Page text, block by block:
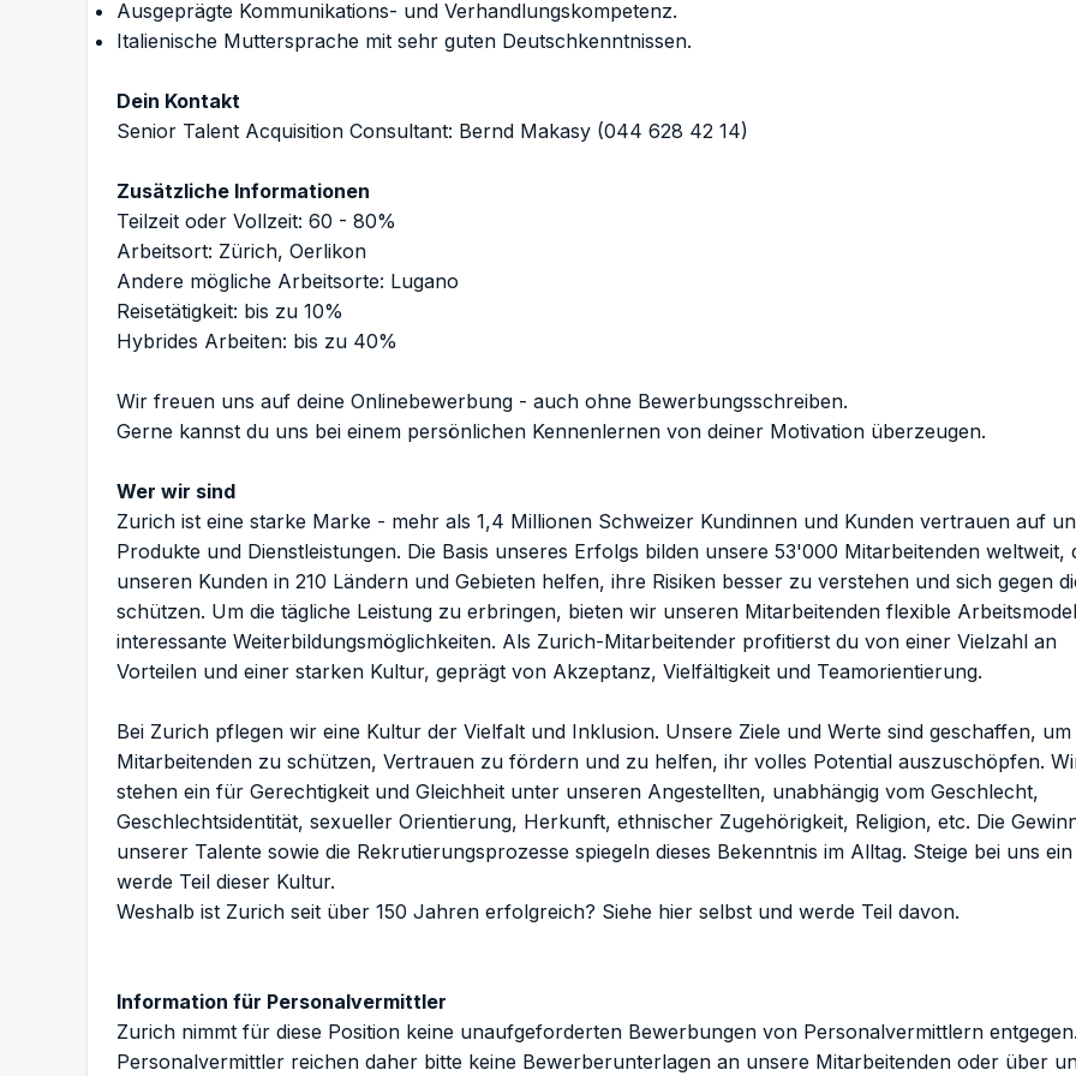
Ausgeprägte Kommunikations- und Verhandlungskompetenz.
Italienische Muttersprache mit sehr guten Deutschkenntnissen.
Dein Kontakt
Senior Talent Acquisition Consultant: Bernd Makasy (044 628 42 14)
Zusätzliche Informationen
Teilzeit oder Vollzeit: 60 - 80%
Arbeitsort: Zürich, Oerlikon
Andere mögliche Arbeitsorte: Lugano
Reisetätigkeit: bis zu 10%
Hybrides Arbeiten: bis zu 40%
Wir freuen uns auf deine Onlinebewerbung - auch ohne Bewerbungsschreiben.
Gerne kannst du uns bei einem persönlichen Kennenlernen von deiner Motivation überzeugen.
Wer wir sind
Zurich ist eine starke Marke - mehr als 1,4 Millionen Schweizer Kundinnen und Kunden vertrauen auf
Produkte und Dienstleistungen. Die Basis unseres Erfolgs bilden unsere 53'000 Mitarbeitenden weltweit,
unseren Kunden in 210 Ländern und Gebieten helfen, ihre Risiken besser zu verstehen und sich gegen
schützen. Um die tägliche Leistung zu erbringen, bieten wir unseren Mitarbeitenden flexible
interessante Weiterbildungsmöglichkeiten. Als Zurich-Mitarbeitender profitierst du von einer Vielzahl an
Vorteilen und einer starken Kultur, geprägt von Akzeptanz, Vielfältigkeit und Teamorientierung.
Bei Zurich pflegen wir eine Kultur der Vielfalt und Inklusion. Unsere Ziele und Werte sind geschaffen,
Mitarbeitenden zu schützen, Vertrauen zu fördern und zu helfen, ihr volles Potential auszuschöpfen.
stehen ein für Gerechtigkeit und Gleichheit unter unseren Angestellten, unabhängig vom Geschlecht,
Geschlechtsidentität, sexueller Orientierung, Herkunft, ethnischer Zugehörigkeit, Religion, etc. Die
unserer Talente sowie die Rekrutierungsprozesse spiegeln dieses Bekenntnis im Alltag. Steige bei uns
werde Teil dieser Kultur.
Weshalb ist Zurich seit über 150 Jahren erfolgreich? Siehe hier selbst und werde Teil davon.
Information für Personalvermittler
Zurich nimmt für diese Position keine unaufgeforderten Bewerbungen von Personalvermittlern entgegen.
Personalvermittler reichen daher bitte keine Bewerberunterlagen an unsere Mitarbeitenden oder über